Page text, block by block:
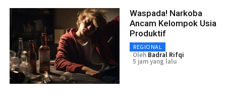
Waspada! Narkoba
Ancam Kelompok Usia
Produktif
REGIONAL
Oleh Badral Rifqi
5 jam yang lalu